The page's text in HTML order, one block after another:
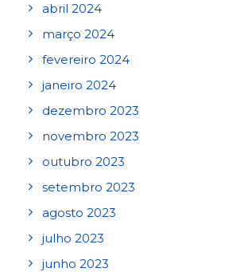
abril 2024
março 2024
fevereiro 2024
janeiro 2024
dezembro 2023
novembro 2023
outubro 2023
setembro 2023
agosto 2023
julho 2023
junho 2023